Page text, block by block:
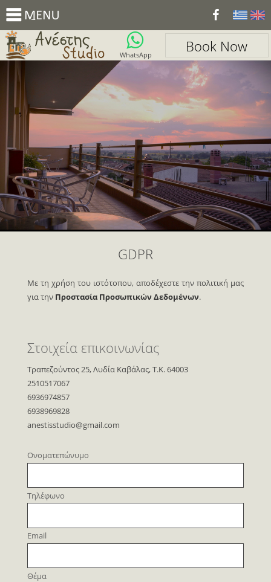
_
Book Now
WhatsApp
GDPR
Με τη χρήση του ιστότοπου, αποδέχεστε την πολιτική μας
για την Προστασία Προσωπικών Δεδομένων.
Στοιχεία επικοινωνίας
Τραπεζούντος 25, Λυδία Καβάλας, Τ.Κ. 64003
2510517067
6936974857
6938969828
anestisstudio@gmail.com
Oνοματεπώνυμο
Τηλέφωνο
Email
Θέμα